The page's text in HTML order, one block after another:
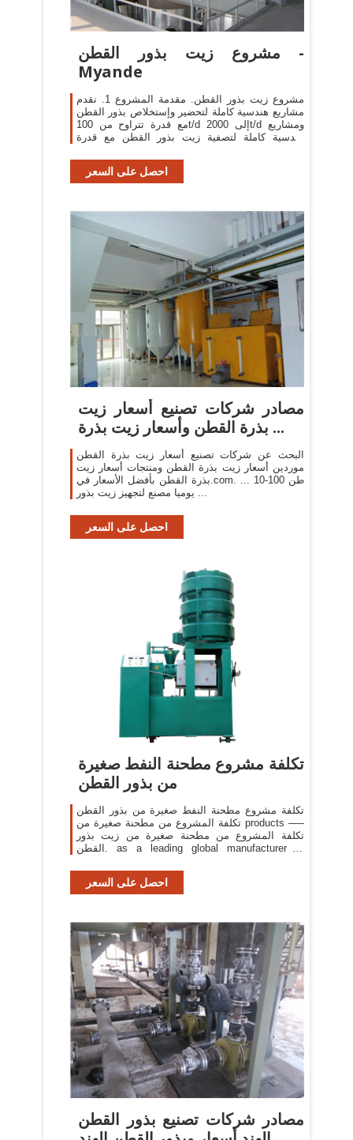
مشروع زيت بذور القطن -
Myande
مشروع زيت بذور القطن. مقدمة المشروع 1. نقدم
مشاريع هندسية كاملة لتحضير وإستخلاص بذور القطن
مع قدرة تتراوح من 100t/d إلى 2000t/d ومشاريع
هندسية كاملة لتصفية زيت بذور القطن مع قدرة
احصل على السعر
مصادر شركات تصنيع أسعار زيت
بذرة القطن وأسعار زيت بذرة ...
البحث عن شركات تصنيع أسعار زيت بذرة القطن
موردين أسعار زيت بذرة القطن ومنتجات أسعار زيت
بذرة القطن بأفضل الأسعار في.com. ... 10-100 طن
يوميا مصنع لتجهيز زيت بذور ...
احصل على السعر
تكلفة مشروع مطحنة النفط صغيرة
من بذور القطن
تكلفة مشروع مطحنة النفط صغيرة من بذور القطن
تكلفة المشروع من مطحنة صغيرة من products —–
تكلفة المشروع من مطحنة صغيرة من زيت بذور
القطن. as a leading global manufacturer of
احصل على السعر
مصادر شركات تصنيع بذور القطن